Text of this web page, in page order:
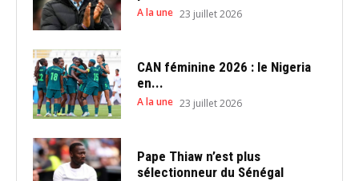
A la une 23 juillet 2026
CAN féminine 2026 : le Nigeria
en...
A la une 23 juillet 2026
Pape Thiaw n’est plus
sélectionneur du Sénégal